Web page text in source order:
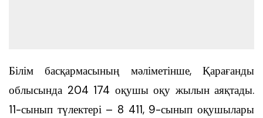
Білім басқармасының мәліметінше, Қарағанды
облысында 204 174 оқушы оқу жылын аяқтады.
11-сынып түлектері – 8 411, 9-сынып оқушылары